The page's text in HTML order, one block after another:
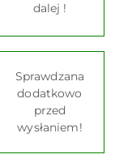
dalej !
Sprawdzana
dodatkowo
przed
wysłaniem!